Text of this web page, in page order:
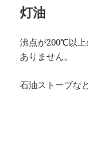
灯油
沸点が200℃以上
ありません。
石油ストーブな